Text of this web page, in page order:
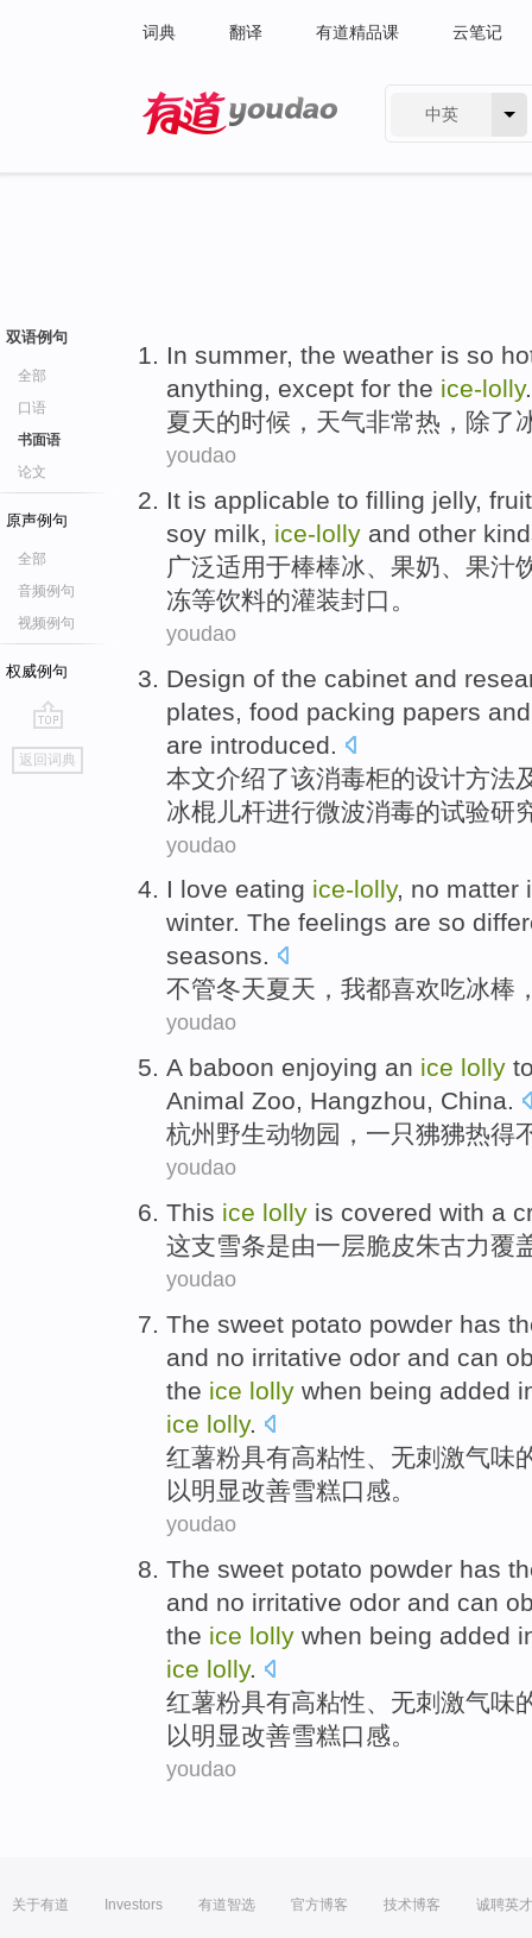
词典 翻译 有道精品课 云笔记
中英
双语例句
全部
口语
书面语
论文
原声例句
全部
音频例句
视频例句
权威例句
go
top
返回词典
In summer, the weather is so
anything, except for the ice-lolly.
夏天的时候， 天气非常热 ， 除了
youdao
It is applicable to filling jelly, fruit
soy milk, ice-lolly and other
广泛适用于棒棒冰、 果奶、果汁
冻等饮料的灌装封口。
youdao
Design of the cabinet and
plates food packing papers and
are introduced
本文介绍了该消毒柜的设计方法
冰棍儿杆进行微波消毒的试验研
youdao
I love eating ice-lolly, no matter
winter. The feelings are so
seasons.
不管冬天夏天 ， 我都喜欢吃冰棒
youdao
A baboon enjoying an ice lolly
Animal Zoo, Hangzhou, China.
杭州 野生动物园 ， 一只狒狒热得
youdao
This ice lolly is covered with a
这支雪条是由一层脆皮朱古力覆
youdao
The sweet potato powder has
and no irritative odor and can
the ice lolly when being added
ice lolly.
红薯粉具有高粘性、 无刺激气味
以明显改善雪糕口感。
youdao
The sweet potato powder has
and no irritative odor and can
the ice lolly when being added
ice lolly.
红薯粉具有高粘性 无刺激气味
以明显改善雪糕口感 。
youdao
关于有道 Investors 有道智选 官方博客 技术博客 诚聘英才